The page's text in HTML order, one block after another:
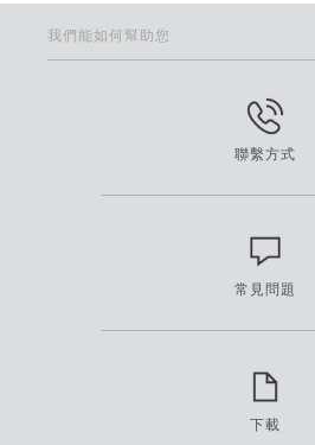
我們能如何幫助您
聯繫方式
常見問題
下載